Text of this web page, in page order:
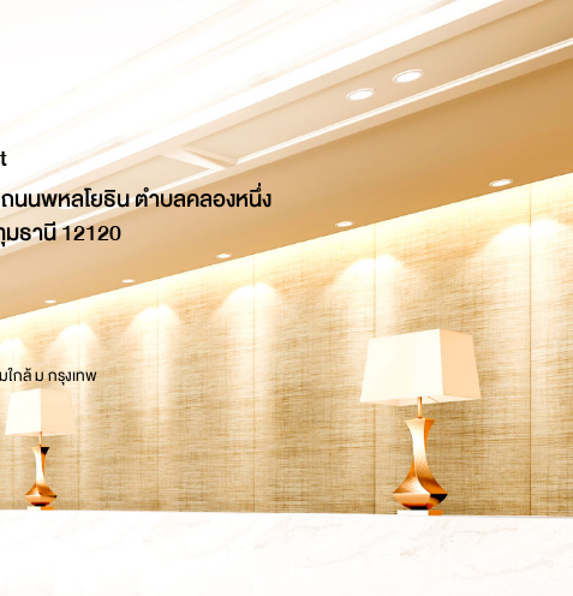
นนพหลโยธิน ตำบลคลองหนึ่ง
ธานี 12120
ใกล้ ม กรุงเทพ